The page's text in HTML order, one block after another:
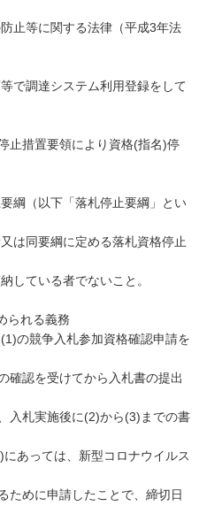
止等に関する法律（平成3年法
で調達システム利用登録をして
止措置要領により資格(指名)停
綱（以下「落札停止要綱」とい
同要綱に定める落札資格停止
している者でないこと。
られる義務
の競争入札参加資格確認申請を
認を受けてから入札書の提出
札実施後に(2)から(3)までの書
あっては、新型コロナウイルス
めに申請したことで、締切日